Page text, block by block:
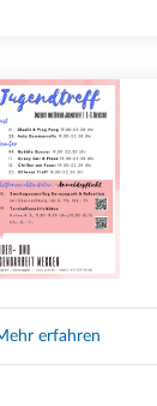
erfahren